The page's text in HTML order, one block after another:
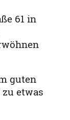
61 in
guten
etwas